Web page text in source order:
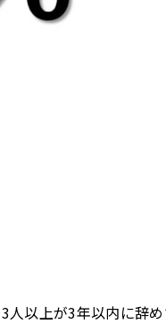
人以上が3年以内に辞